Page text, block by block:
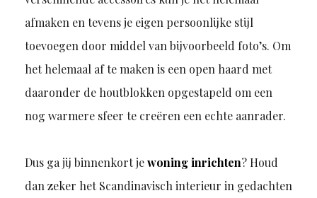
afmaken en tevens je eigen persoonlijke stijl
toevoegen door middel van bijvoorbeeld foto’s. Om
het helemaal af te maken is een open haard met
daaronder de houtblokken opgestapeld om een
nog warmere sfeer te creëren een echte aanrader.
Dus ga jij binnenkort jewoning inrichten? Houd
dan zeker het Scandinavisch interieur in gedachten